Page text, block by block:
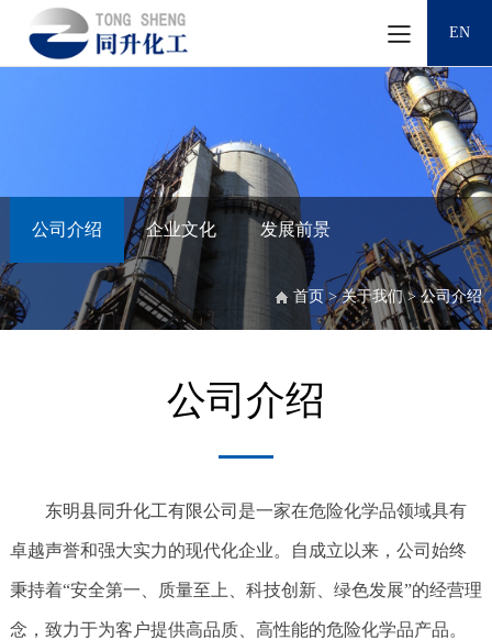
EN
公司介绍 企业文化 发展前景
首页 > 关于我们 > 公司介绍
公司介绍
东明县同升化工有限公司 是一家在危险化学品领域具有
卓越声誉和强大实力的现代化企业。自成立以来，公司始终
秉持着“安全第一、质量至上、科技创新、绿色发展”的经营理
念，致力于为客户提供高品质、高性能的危险化学品产品。